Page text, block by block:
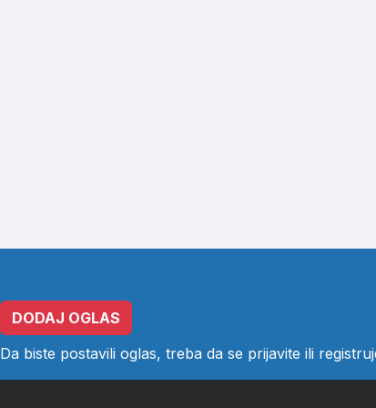
DODAJ OGLAS
Da biste postavili oglas, treba da se prijavite ili